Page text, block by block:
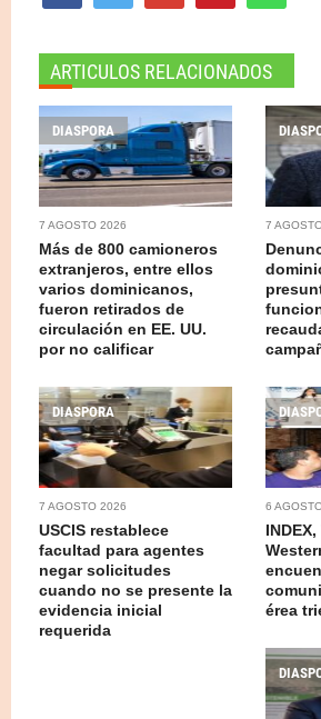
ARTICULOS RELACIONADOS
DIASPORA
7 AGOSTO 2026
Más de 800 camioneros
extranjeros, entre ellos
varios dominicanos,
fueron retirados de
circulación en EE. UU.
por no calificar
7
DIASPORA
7 AGOSTO 2026
USCIS restablece
facultad para agentes
negar solicitudes
cuando no se presente la
evidencia inicial
requerida
6
érea